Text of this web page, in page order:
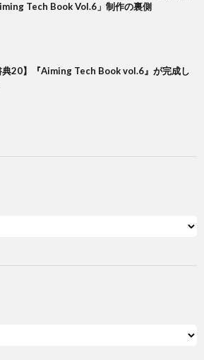
Tech Book Vol.6」制作の裏側
典20】『Aiming Tech Book vol.6』が完成し